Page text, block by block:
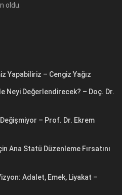
oldu.
Yapabiliriz – Cengiz Yağız
Neyi Değerlendirecek? – Doç. Dr.
– Prof. Dr. Ekrem
Ana Statü Düzenleme Fırsatını
Adalet, Emek, Liyakat –